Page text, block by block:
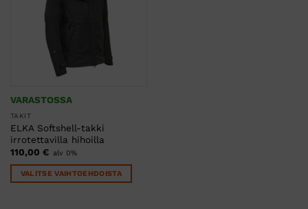
VARASTOSSA
TAKIT
ELKA Softshell-takki
irrotettavilla hihoilla
110,00 € alv 0%
VALITSE VAIHTOEHDOISTA